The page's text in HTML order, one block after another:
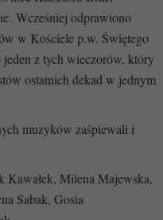
Wcześniej odprawiono
w Kościele p.w. Świętego
z tych wieczorów, który
ostatnich dekad w jednym
muzyków zaśpiewali i
Milena Majewska,
Sabak, Gosia